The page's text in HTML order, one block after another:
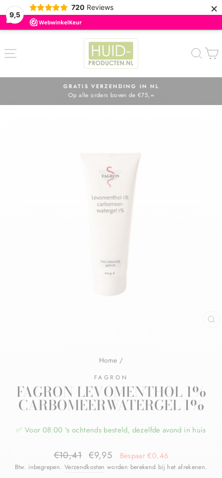
9,5
720 Reviews ×
Diavoorstelling
GRATIS VERZENDING IN NL
Op alle orders boven de €75,=
Home /
FAGRON
FAGRON LEVOMENTHOL 1%
CARBOMEERWATERGEL 1%
✅ Voor 08:00 's ochtends besteld, dezelfde avond in huis
€10,41 €9,95 Bespaar €0,46
Btw. inbegrepen. Verzendkosten worden berekend bij het afrekenen.